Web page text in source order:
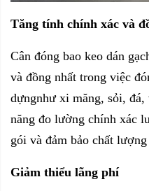
Tăng tính chính xác và
Cân đóng bao keo dán
và đồng nhất trong việc
dựngnhư xi măng, sỏi,
năng đo lường chính xác
gói và đảm bảo chất
Giảm thiểu lãng phí